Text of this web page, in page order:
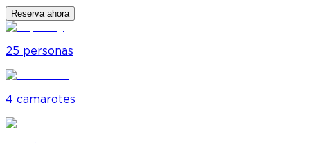
Reserva ahora
25 personas
4 camarotes